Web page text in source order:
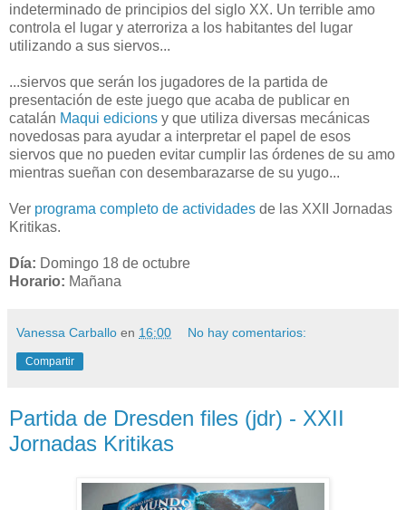
indeterminado de principios del siglo XX. Un terrible amo
controla el lugar y aterroriza a los habitantes del lugar
utilizando a sus siervos...
...siervos que serán los jugadores de la partida de
presentación de este juego que acaba de publicar en
catalán Maqui edicions y que utiliza diversas mecánicas
novedosas para ayudar a interpretar el papel de esos
siervos que no pueden evitar cumplir las órdenes de su amo
mientras sueñan con desembarazarse de su yugo...
Ver programa completo de actividades de las XXII Jornadas
Kritikas.
Día: Domingo 18 de octubre
Horario: Mañana
Vanessa Carballo en 16:00 No hay comentarios:
Compartir
Partida de Dresden files (jdr) - XXII
Jornadas Kritikas